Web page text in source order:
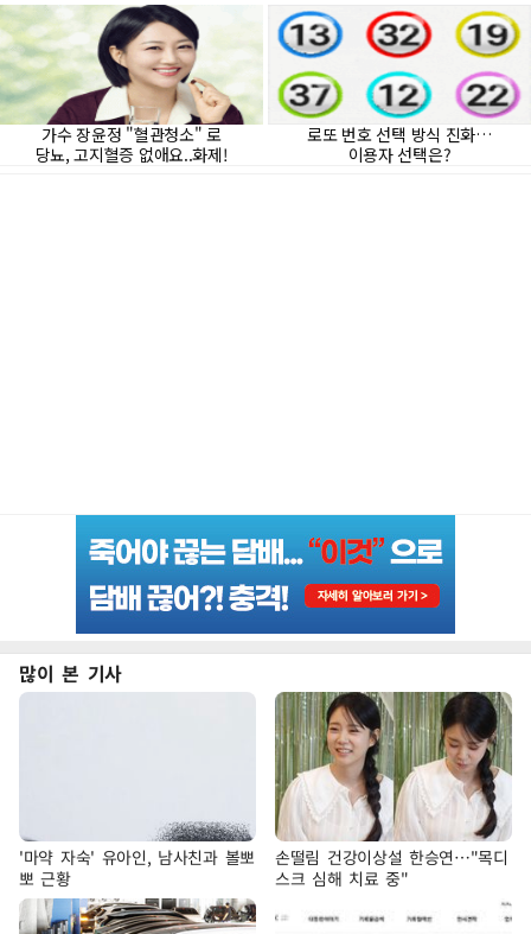
많이 본 기사
'마약 자숙' 유아인, 남사친과 볼뽀
뽀 근황
손떨림 건강이상설 한승연…"목디
스크 심해 치료 중"